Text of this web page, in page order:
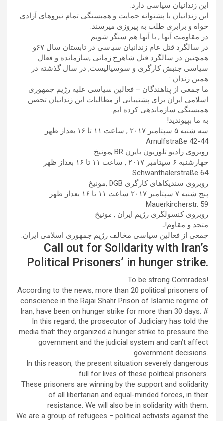
این زندانیان سیاسی دارد.
این زندانیان با پشتوانه حمایت و همبستگی تمام نیروهای آزادی
خواه و برابری طلب به پیروزی میرسند.
در مقاومت آنها , با آنها هم سنگر شویم.
در سالگرد قتل عام زندانیان سیاسی در تابستان سال ۶۷و
همچنین در سالگرد قتل شاهرخ زمانی ,سازمانده و فعال
سیاسی جنبش کارگری و سوسیالیست, در سال گذشته در
همین زندان :
ما جمعی از پناهندگان – فعالین سیاسی علیه رژیم جمهوری
اسلامی ایران برای پشتیبانی از مطالبات این زندانیان تحصن
همبستگی سازماندهی کرده ایم.
به ما بپیوندید!
سه شنبه ۵ سپتامبر ۲۰۱۷ , ساعت ۱۱ تا ۱۶ بعداز ظهر
Arnulfstraße 42-44
روبروی رادیو تلوزیون بایرن BR ,مونیخ
چهارشنبه ۶ سپتامبر ۲۰۱۷ , ساعت ۱۱ تا ۱۶ بعداز ظهر
Schwanthalerstraße 64
روبروی سندیکاهای کارگری DGB ,مونیخ
پنج شنبه ۷ سپتامبر ۲۰۱۷ ساعت ۱۱ تا ۱۶ بعداز ظهر
Mauerkircherstr. 59
روبروی کنسولگری رژیم ایران , مونیخ
متحد و مقاوم!ـ
جمعی از فعالین سیاسی مخالف رژیم جمهوری اسلامی ایران.
Call out for Solidarity with Iran’s
Political Prisoners’ in hunger strike.
To be strong Comrades!
According to the news, more than 20 political prisoners of
conscience in the Rajai Shahr Prison of Islamic regime of
Iran, have been on hunger strike for more than 30 days. #
In this regard, the prosecutor of Judiciary has told the
media that: they organized a hunger strike to pressure the
government and the judicial system and can’t affect
government decisions.
In this reason, the present situation severely dangerous
full for lives of these political prisoners.
These prisoners are winning by the support and solidarity
of all libertarian and equal-minded forces, in their
resistance. We will also be in solidarity with them.
We are a group of refugees – political activists against the